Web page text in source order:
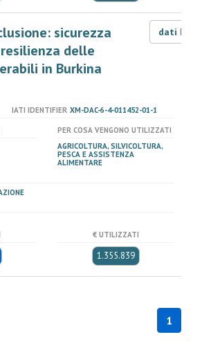
sicurezza
delle
in Burkina
dati LOD
IATI IDENTIFIER XM-DAC-6-4-011452-01-1
PER COSA VENGONO UTILIZZATI
AGRICOLTURA, SILVICOLTURA,
PESCA E ASSISTENZA
ALIMENTARE
€ UTILIZZATI
1.355.839
1